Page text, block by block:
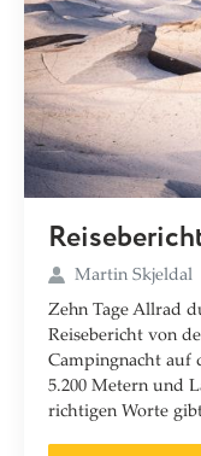
Martin Skjeldal
Zehn Tage Allrad
Reisebericht von
Campingnacht auf
5.200 Metern und
richtigen Worte